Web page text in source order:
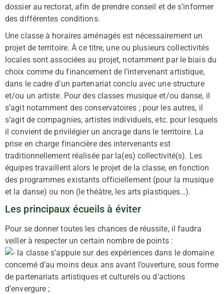
dossier au rectorat, afin de prendre conseil et de s’informer
des différentes conditions.
Une classe à horaires aménagés est nécessairement un
projet de territoire. À ce titre, une ou plusieurs collectivités
locales sont associées au projet, notamment par le biais du
choix comme du financement de l’intervenant artistique,
dans le cadre d’un partenariat conclu avec une structure
et/ou un artiste. Pour des classes musique et/ou danse, il
s’agit notamment des conservatoires ; pour les autres, il
s’agit de compagnies, artistes individuels, etc. pour lesquels
il convient de privilégier un ancrage dans le territoire. La
prise en charge financière des intervenants est
traditionnellement réalisée par la(es) collectivité(s). Les
équipes travaillent alors le projet de la classe, en fonction
des programmes existants officiellement (pour la musique
et la danse) ou non (le théâtre, les arts plastiques…).
Les principaux écueils à éviter
Pour se donner toutes les chances de réussite, il faudra
veiller à respecter un certain nombre de points :
la classe s’appuie sur des expériences dans le domaine
concerné d’au moins deux ans avant l’ouverture, sous forme
de partenariats artistiques et culturels ou d’actions
d’envergure ;